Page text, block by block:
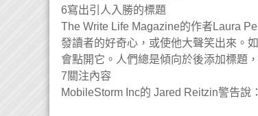
6寫出引人入勝的標題
The Write Life Magazine的作者Laura
發讀者的好奇心，或使他大聲笑出來。
會點開它。人們總是傾向於後添加標題
7關注內容
MobileStorm Inc的 Jared Reitzin警告說